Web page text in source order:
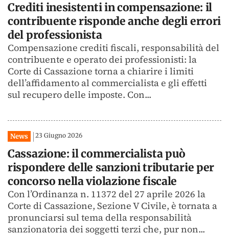
Crediti inesistenti in compensazione: il
contribuente risponde anche degli errori
del professionista
Compensazione crediti fiscali, responsabilità del
contribuente e operato dei professionisti: la
Corte di Cassazione torna a chiarire i limiti
dell’affidamento al commercialista e gli effetti
sul recupero delle imposte. Con...
News 23 Giugno 2026
Cassazione: il commercialista può
rispondere delle sanzioni tributarie per
concorso nella violazione fiscale
Con l’Ordinanza n. 11372 del 27 aprile 2026 la
Corte di Cassazione, Sezione V Civile, è tornata a
pronunciarsi sul tema della responsabilità
sanzionatoria dei soggetti terzi che, pur non...